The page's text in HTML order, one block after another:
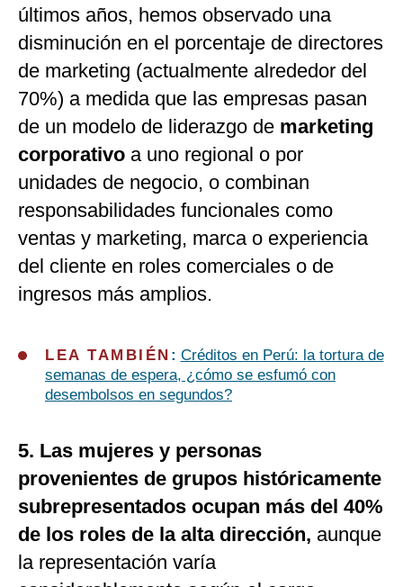
últimos años, hemos observado una
disminución en el porcentaje de directores
de marketing (actualmente alrededor del
70%) a medida que las empresas pasan
de un modelo de liderazgo de marketing
corporativo a uno regional o por
unidades de negocio, o combinan
responsabilidades funcionales como
ventas y marketing, marca o experiencia
del cliente en roles comerciales o de
ingresos más amplios.
LEA TAMBIÉN : Créditos en Perú: la tortura de
semanas de espera, ¿cómo se esfumó con
desembolsos en segundos?
5. Las mujeres y personas
provenientes de grupos históricamente
subrepresentados ocupan más del 40%
de los roles de la alta dirección, aunque
la representación varía